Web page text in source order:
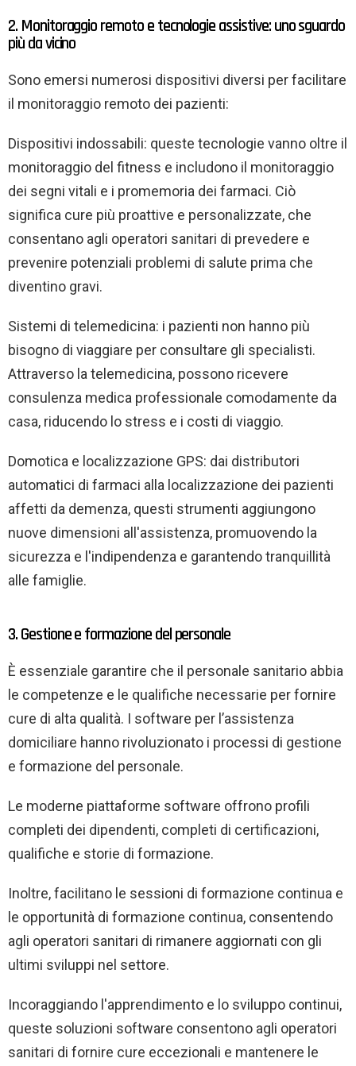
2. Monitoraggio remoto e tecnologie assistive: uno sguardo
più da vicino
Sono emersi numerosi dispositivi diversi per facilitare
il monitoraggio remoto dei pazienti:
Dispositivi indossabili: queste tecnologie vanno oltre il
monitoraggio del fitness e includono il monitoraggio
dei segni vitali e i promemoria dei farmaci. Ciò
significa cure più proattive e personalizzate, che
consentano agli operatori sanitari di prevedere e
prevenire potenziali problemi di salute prima che
diventino gravi.
Sistemi di telemedicina: i pazienti non hanno più
bisogno di viaggiare per consultare gli specialisti.
Attraverso la telemedicina, possono ricevere
consulenza medica professionale comodamente da
casa, riducendo lo stress e i costi di viaggio.
Domotica e localizzazione GPS: dai distributori
automatici di farmaci alla localizzazione dei pazienti
affetti da demenza, questi strumenti aggiungono
nuove dimensioni all'assistenza, promuovendo la
sicurezza e l'indipendenza e garantendo tranquillità
alle famiglie.
3. Gestione e formazione del personale
È essenziale garantire che il personale sanitario abbia
le competenze e le qualifiche necessarie per fornire
cure di alta qualità. I software per l’assistenza
domiciliare hanno rivoluzionato i processi di gestione
e formazione del personale.
Le moderne piattaforme software offrono profili
completi dei dipendenti, completi di certificazioni,
qualifiche e storie di formazione.
Inoltre, facilitano le sessioni di formazione continua e
le opportunità di formazione continua, consentendo
agli operatori sanitari di rimanere aggiornati con gli
ultimi sviluppi nel settore.
Incoraggiando l'apprendimento e lo sviluppo continui,
queste soluzioni software consentono agli operatori
sanitari di fornire cure eccezionali e mantenere le